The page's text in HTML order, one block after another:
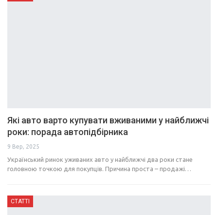
Які авто варто купувати вживаними у найближчі
роки: порада автопідбірника
9 Вер, 2025
Український ринок уживаних авто у найближчі два роки стане
головною точкою для покупців. Причина проста – продажі…
СТАТТІ